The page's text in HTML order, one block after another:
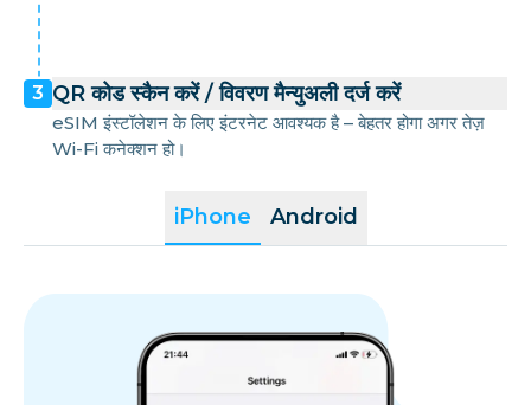
iPhone Android
3 QR कोड स्कैन करें / विवरण मैन्युअली दर्ज करें
eSIM इंस्टॉलेशन के लिए इंटरनेट आवश्यक है – बेहतर होगा अगर तेज़
Wi-Fi कनेक्शन हो।